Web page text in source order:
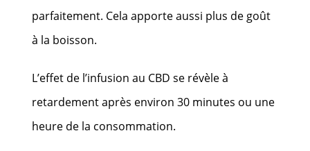
parfaitement. Cela apporte aussi plus de goût
à la boisson.
L’effet de l’infusion au CBD se révèle à
retardement après environ 30 minutes ou une
heure de la consommation.